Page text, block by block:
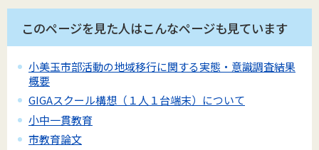
このページを見た人はこんなページも見ています
小美玉市部活動の地域移行に関する実態・意識調査結果
概要
GIGAスクール構想（１人１台端末）について
小中一貫教育
市教育論文